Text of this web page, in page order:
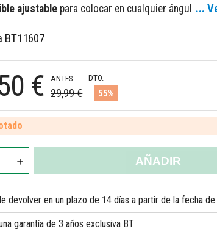
ajustable para colocar en cualquier ángul ...
BT11607
€ ANTES
29,99 €
DTO.
55%
AÑADIR
devolver en un plazo de 14 días a partir de la fecha
garantía de 3 años exclusiva BT